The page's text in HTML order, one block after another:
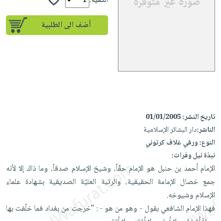
إختياراتنا
يتكرر
iKitab
على
Android
تحميل
iKitab
على
Apple
أسئلة
على
masmu3
على
Apple
تعليمية
جوائز
تعليمية
أجهزة
العناية
الشخصية
العناية
وتصفيف
الشعر
العناية
بالجسم
المطبخ
والسفرة
جديد
الكل
أواني
الطهي
أدوات
متجر
الهدايا
أقسام
أضف الى الطلبية
تاريخ النشر:01/01/2005
الناشر:دار البشائر الإسلامية
النوع:ورقي غلاف كرتوني
نبذة نيل وفرات:
الإمام أحمد بن حنبل هو الإمام حقّاً، وشيخ الإسلام صدقاً، وما ذاك إلا لأنه
جمع خصال الإمامة الحقيقية، والرتبة العليّة الصديقية بشهادة علماء
الإسلام وشيوخه.
فهذا الإمام الشافعي بقول - وهو من هو - : "خرجت من بغداد فما خلّفت بها